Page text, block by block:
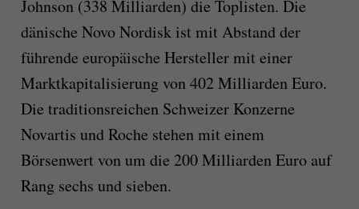
Johnson (338 Milliarden) die Toplisten. Die
dänische Novo Nordisk ist mit Abstand der
führende europäische Hersteller mit einer
Marktkapitalisierung von 402 Milliarden Euro.
Die traditionsreichenSchweizer Konzerne
Novartis und Roche stehen mit einem
Börsenwert von um die 200 Milliarden Euroauf
Rang sechs und sieben.